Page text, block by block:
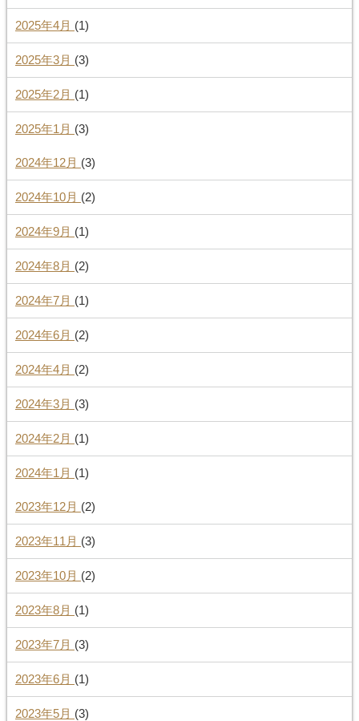
2025年4月 (1)
2025年3月 (3)
2025年2月 (1)
2025年1月 (3)
2024年12月 (3)
2024年10月 (2)
2024年9月 (1)
2024年8月 (2)
2024年7月 (1)
2024年6月 (2)
2024年4月 (2)
2024年3月 (3)
2024年2月 (1)
2024年1月 (1)
2023年12月 (2)
2023年11月 (3)
2023年10月 (2)
2023年8月 (1)
2023年7月 (3)
2023年6月 (1)
2023年5月 (3)